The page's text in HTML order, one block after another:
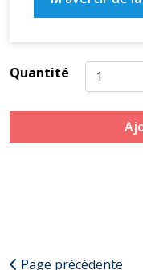
Quantité
Page précédente